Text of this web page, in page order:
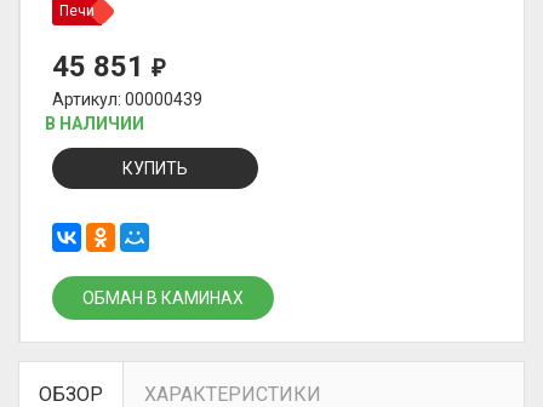
Печи
45 851 ₽
Артикул: 00000439
В НАЛИЧИИ
КУПИТЬ
ОБМАН В КАМИНАХ
ОБЗОР ХАРАКТЕРИСТИКИ